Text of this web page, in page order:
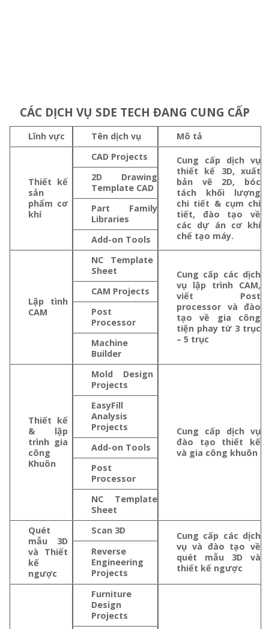
CÁC DỊCH VỤ SDE TECH ĐANG CUNG CẤP
Lĩnh vực Tên dịch vụ Mô tả
Thiết kế
sản
phẩm cơ
khí
CAD Projects
Cung cấp dịch vụ
thiết kế 3D, xuất
bản vẽ 2D, bóc
tách khối lượng
chi tiết & cụm chi
tiết, đào tạo về
các dự án cơ khí
chế tạo máy.
2D Drawing
Template CAD
Part Family
Libraries
Add-on Tools
Lập tình
CAM
NC Template
Sheet
Cung cấp các dịch
vụ lập trình CAM,
viết Post
processor và đào
tạo về gia công
tiện phay từ 3 trục
– 5 trục
CAM Projects
Post
Processor
Machine
Builder
Thiết kế
& lập
trình gia
công
Khuôn
Mold Design
Projects
Cung cấp dịch vụ
đào tạo thiết kế
và gia công khuôn
EasyFill
Analysis
Projects
Add-on Tools
Post
Processor
NC Template
Sheet
Quét
mẫu 3D
và Thiết
kế
ngược
Scan 3D
Cung cấp các dịch
vụ và đào tạo về
quét mẫu 3D và
thiết kế ngược
Reverse
Engineering
Projects
Furniture
Design
Projects